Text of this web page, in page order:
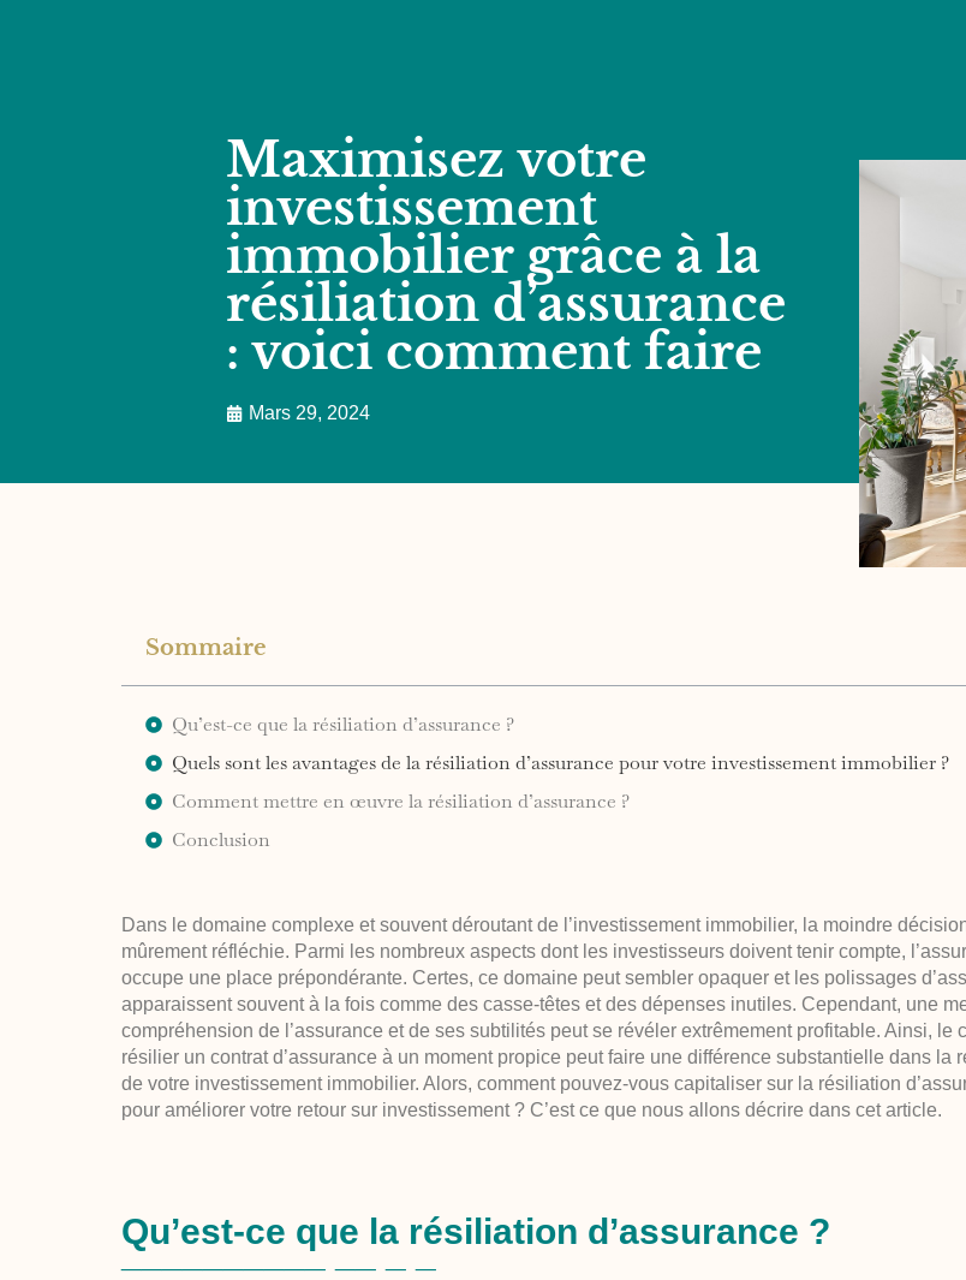
Maximisez votre
investissement
immobilier grâce à la
résiliation d’assurance
: voici comment faire
Mars 29, 2024
Sommaire
Qu’est-ce que la résiliation d’assurance ?
Quels sont les avantages de la résiliation d’assurance pour votre investissement immobilier ?
Comment mettre en œuvre la résiliation d’assurance ?
Conclusion
Dans le domaine complexe et souvent déroutant de l’investissement immobilier, la moindre
mûrement réfléchie. Parmi les nombreux aspects dont les investisseurs doivent tenir compte,
occupe une place prépondérante. Certes, ce domaine peut sembler opaquer et les polissages
apparaissent souvent à la fois comme des casse-têtes et des dépenses inutiles. Cependant, une
compréhension de l’assurance et de ses subtilités peut se révéler extrêmement profitable. Ainsi, le
résilier un contrat d’assurance à un moment propice peut faire une différence substantielle dans la
de votre investissement immobilier. Alors, comment pouvez-vous capitaliser sur la résiliation
pour améliorer votre retour sur investissement ? C’est ce que nous allons décrire dans cet article.
Qu’est-ce que la résiliation d’assurance ?